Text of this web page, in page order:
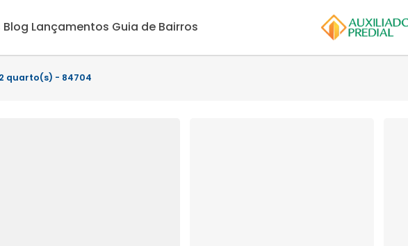
Blog Lançamentos Guia de Bairros
quarto(s) - 84704